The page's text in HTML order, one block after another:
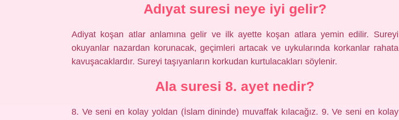
Adıyat suresi neye iyi gelir?
Adiyat koşan atlar anlamına gelir ve ilk ayette koşan atlara yemin edilir. Sureyi
okuyanlar nazardan korunacak, geçimleri artacak ve uykularında korkanlar rahata
kavuşacaklardır. Sureyi taşıyanların korkudan kurtulacakları söylenir.
Ala suresi 8. ayet nedir?
8. Ve seni en kolay yoldan (İslam dininde) muvaffak kılacağız. 9. Ve seni en kolay